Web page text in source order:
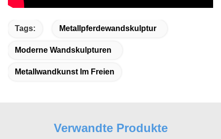
Tags: Metallpferdewandskulptur
Moderne Wandskulpturen
Metallwandkunst Im Freien
Verwandte Produkte